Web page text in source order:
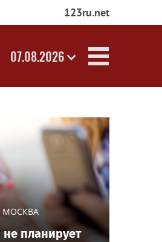
123ru.net
07.08.2026
МОСКВА
планирует